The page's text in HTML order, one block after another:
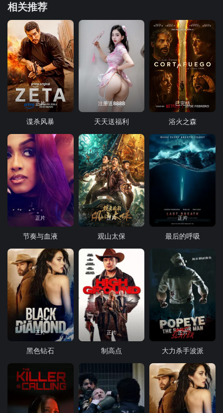
相关推荐
正片
谍杀风暴
注册送8888
天天送福利
已完结
浴火之森
正片
节奏与血液
正片
观山太保
正片
最后的呼吸
正片
黑色钻石
正片
制高点
正片
大力杀手波派